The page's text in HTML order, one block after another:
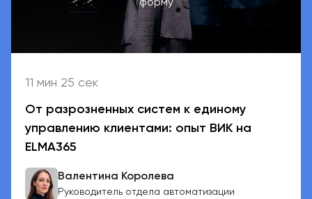
11 мин 25 сек
От разрозненных систем к единому
управлению клиентами: опыт ВИК на
ELMA365
Валентина Королева
Руководитель отдела автоматизации